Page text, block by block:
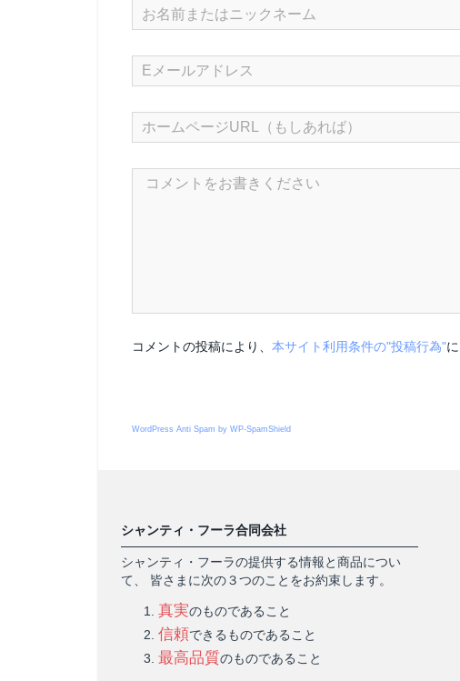
コメントの投稿により、 本サイト利用条件の"投稿行為"
WordPress Anti Spam by WP-SpamShield
シャンティ・フーラ合同会社
シャンティ・フーラの提供する情報と商品につい
て、 皆さまに次の３つのことをお約束します。
真実のものであること
信頼できるものであること
最高品質のものであること